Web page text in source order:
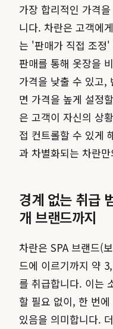
가장 합리적인 가격
니다. 차란은 고객에
는 '판매가 직접 조정
판매를 통해 옷장을
가격을 낮출 수 있고,
면 가격을 높게 설정
은 고객이 자신의 상
접 컨트롤할 수 있게
과 차별화되는 차란
경계 없는 취급
개 브랜드까지
차란은 SPA 브랜드(
드에 이르기까지 약
를 취급합니다. 이는
할 필요 없이, 한 번
있음을 의미합니다.